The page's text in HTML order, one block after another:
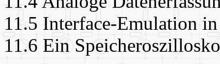
11.5 Interface-Emulation
11.6 Ein